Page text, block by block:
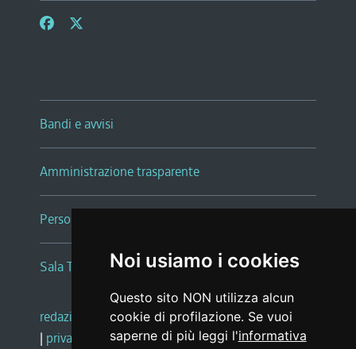
Noi usiamo i cookies
Questo sito NON utilizza alcun
cookie di profilazione. Se vuoi
saperne di più leggi l'informativa
Bandi e avvisi
Amministrazione trasparente
Persone e Uffici
Sala Tiziano Tessitori
redazione web |note legali |glossario
| privacy social media policy